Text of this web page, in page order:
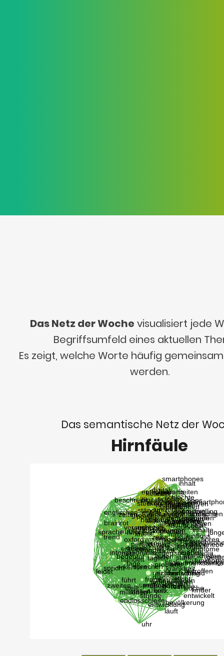
Das Netz der Woche visualisiert jede
Begriffsumfeld eines aktuellen
Es zeigt, welche Worte häufig
werden.
Das semantische Netz der
Hirnfäule